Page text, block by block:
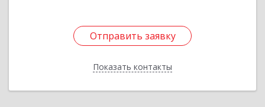
Отправить заявку
Показать контакты
Отправить заявку
Назад